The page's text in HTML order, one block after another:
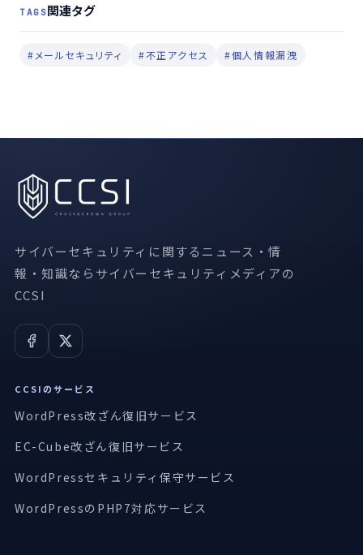
TAGS関連タグ
#メールセキュリティ #不正アクセス #個人情報漏洩
サイバーセキュリティに関するニュース・情
報・知識ならサイバーセキュリティメディアの
CCSI
CCSIのサービス
WordPress改ざん復旧サービス
EC-Cube改ざん復旧サービス
WordPressセキュリティ保守サービス
WordPressのPHP7対応サービス